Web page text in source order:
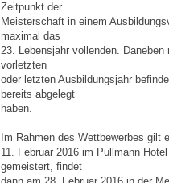
Zeitpunkt der
Meisterschaft in einem
maximal das
23. Lebensjahr vollenden.
vorletzten
oder letzten Ausbildungsjahr
bereits abgelegt
haben.
Im Rahmen des Wettbewerbes gilt
11. Februar 2016 im Pullmann
gemeistert, findet